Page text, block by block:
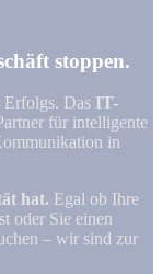
stoppen.
Erfolgs. Das IT-
für intelligente
in
hat. Egal ob Ihre
oder Sie einen
– wir sind zur